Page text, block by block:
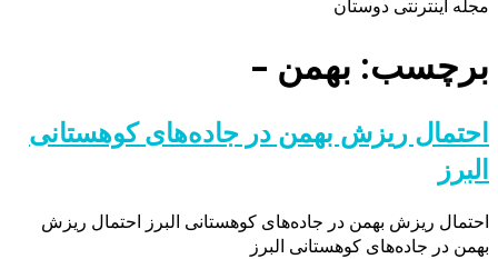
مجله اینترنتی دوستان
برچسب: بهمن –
احتمال ریزش بهمن در جاده‌های کوهستانی
البرز
احتمال ریزش بهمن در جاده‌های کوهستانی البرز احتمال ریزش
بهمن در جاده‌های کوهستانی البرز